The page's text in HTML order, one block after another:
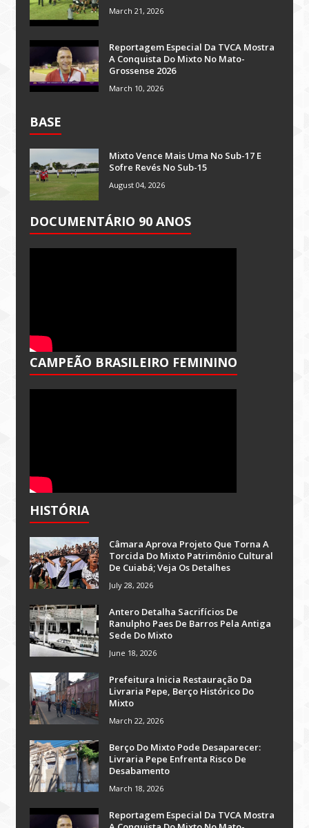
March 21, 2026
Reportagem Especial Da TVCA Mostra
A Conquista Do Mixto No Mato-
Grossense 2026
March 10, 2026
BASE
Mixto Vence Mais Uma No Sub-17 E
Sofre Revés No Sub-15
August 04, 2026
DOCUMENTÁRIO 90 ANOS
CAMPEÃO BRASILEIRO FEMININO
HISTÓRIA
Câmara Aprova Projeto Que Torna A
Torcida Do Mixto Patrimônio Cultural
De Cuiabá; Veja Os Detalhes
July 28, 2026
Antero Detalha Sacrifícios De
Ranulpho Paes De Barros Pela Antiga
Sede Do Mixto
June 18, 2026
Prefeitura Inicia Restauração Da
Livraria Pepe, Berço Histórico Do
Mixto
March 22, 2026
Berço Do Mixto Pode Desaparecer:
Livraria Pepe Enfrenta Risco De
Desabamento
March 18, 2026
Reportagem Especial Da TVCA Mostra